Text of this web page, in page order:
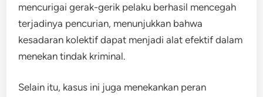
mencurigai gerak-gerik pelaku berhasil mencegah
terjadinya pencurian, menunjukkan bahwa
kesadaran kolektif dapat menjadi alat efektif dalam
menekan tindak kriminal.
Selain itu, kasus ini juga menekankan peran